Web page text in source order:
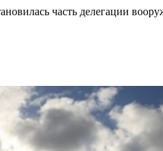
часть делегации